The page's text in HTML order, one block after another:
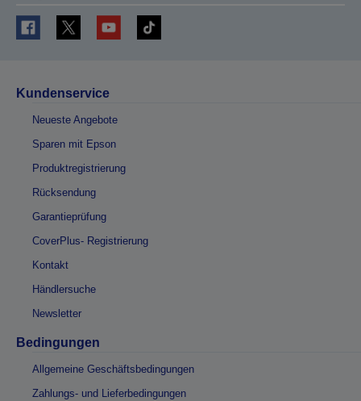
Kundenservice
Neueste Angebote
Sparen mit Epson
Produktregistrierung
Rücksendung
Garantieprüfung
CoverPlus- Registrierung
Kontakt
Händlersuche
Newsletter
Bedingungen
Allgemeine Geschäftsbedingungen
Zahlungs- und Lieferbedingungen